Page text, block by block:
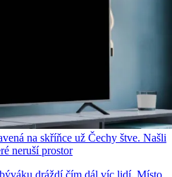
na skříňce už Čechy štve. Našli
neruší prostor
dráždí čím dál víc lidí. Místo